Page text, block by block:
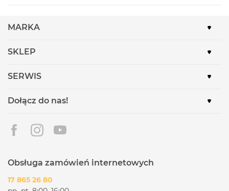
MARKA
SKLEP
SERWIS
Dołącz do nas!
Obsługa zamówień internetowych
17 865 26 80